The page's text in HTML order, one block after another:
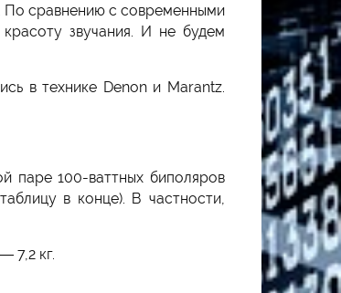
По сравнению с современными
звучания. И не будем
в технике Denon и Marantz.
паре 100-ваттных биполяров
в конце). В частности,
7,2 кг.